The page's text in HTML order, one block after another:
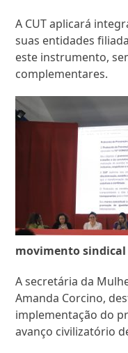
A CUT aplicará
suas entidades
este instrumento,
complementares.
movimento sindical
A secretária da
Amanda Corcino,
implementação do
avanço civilizatório